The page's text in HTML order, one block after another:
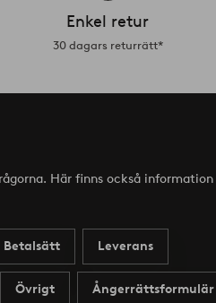
Enkel retur
30 dagars returrätt*
Här finns också
Betalsätt Leverans
Övrigt Ångerrättsformulär